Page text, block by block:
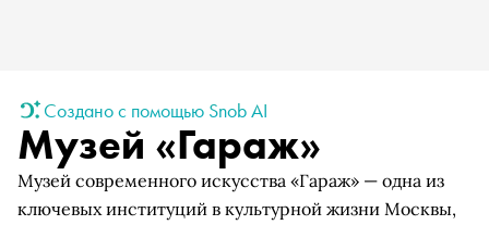
Создано с помощью Snob AI
Музей «Гараж»
Музей современного искусства «Гараж» — одна из
ключевых институций в культурной жизни Москвы,